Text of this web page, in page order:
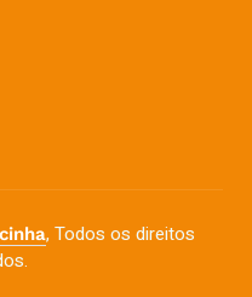
, Todos os direitos